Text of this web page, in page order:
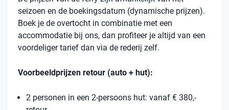
seizoen en de boekingsdatum (dynamische prijzen).
Boek je de overtocht in combinatie met een
accommodatie bij ons, dan profiteer je altijd van een
voordeliger tarief dan via de rederij zelf.
Voorbeeldprijzen retour (auto + hut):
2 personen in een 2-persoons hut: vanaf € 380,-